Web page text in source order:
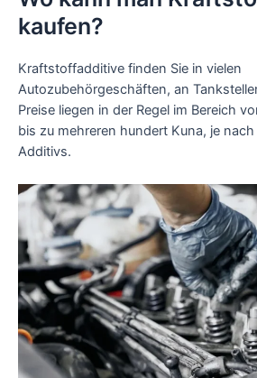
kaufen?
Kraftstoffadditive finden Sie in vielen
Autozubehörgeschäften, an
Preise liegen in der Regel im Bereich
bis zu mehreren hundert Kuna, je
Additivs.